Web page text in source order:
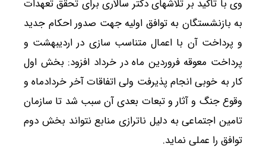
وی با تاکید بر تلاشهای دکتر سالاری برای تحقق تعهدات
به بازنشستگان به توافق اولیه جهت صدور احکام جدید
و پرداخت آن با اعمال متناسب سازی در اردیبهشت و
پرداخت معوقه فروردین ماه در خرداد افزود: بخش اول
کار به خوبی انجام پذیرفت ولی اتفاقات آخر خردادماه و
وقوع جنگ و آثار و تبعات بعدی آن سبب شد تا سازمان
تامین اجتماعی به دلیل ناترازی منابع نتواند بخش دوم
توافق را عملی نماید.